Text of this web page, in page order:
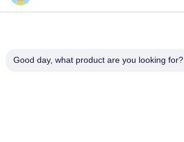
Good day, what product are you looking for?